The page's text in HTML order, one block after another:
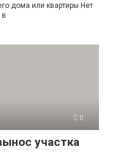
дома или квартиры Нет
в
0
участка